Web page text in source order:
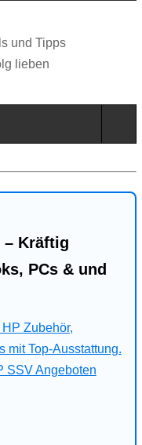
und Tipps
lieben
– Kräftig
PCs & und
Zubehör,
mit Top-Ausstattung.
SSV Angeboten